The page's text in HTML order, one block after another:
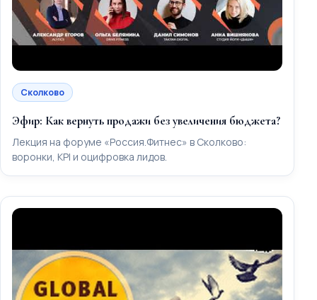
Сколково
Эфир: Как вернуть продажи без увеличения бюджета?
Лекция на форуме «Россия.Фитнес» в Сколково:
воронки, KPI и оцифровка лидов.